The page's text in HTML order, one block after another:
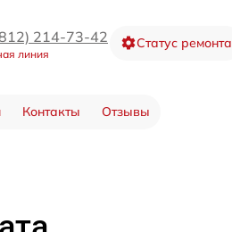
214-73-42
линия
Статус ремонта
Контакты Отзывы